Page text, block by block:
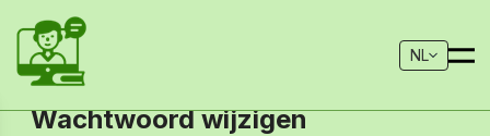
NL
Wachtwoord wijzigen